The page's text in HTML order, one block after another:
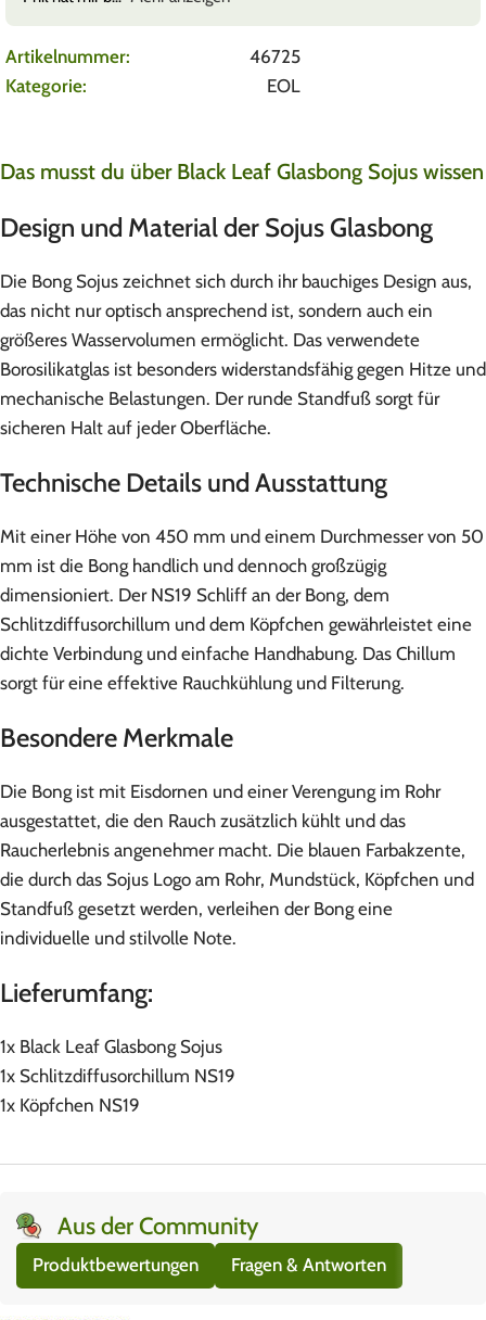
Artikelnummer:
46725
Kategorie:
EOL
Das musst du über Black Leaf Glasbong Sojus wissen
Design und Material der Sojus Glasbong
Die Bong Sojus zeichnet sich durch ihr bauchiges Design aus,
das nicht nur optisch ansprechend ist, sondern auch ein
größeres Wasservolumen ermöglicht. Das verwendete
Borosilikatglas ist besonders widerstandsfähig gegen Hitze und
mechanische Belastungen. Der runde Standfuß sorgt für
sicheren Halt auf jeder Oberfläche.
Technische Details und Ausstattung
Mit einer Höhe von 450 mm und einem Durchmesser von 50
mm ist die Bong handlich und dennoch großzügig
dimensioniert. Der NS19 Schliff an der Bong, dem
Schlitzdiffusorchillum und dem Köpfchen gewährleistet eine
dichte Verbindung und einfache Handhabung. Das Chillum
sorgt für eine effektive Rauchkühlung und Filterung.
Besondere Merkmale
Die Bong ist mit Eisdornen und einer Verengung im Rohr
ausgestattet, die den Rauch zusätzlich kühlt und das
Raucherlebnis angenehmer macht. Die blauen Farbakzente,
die durch das Sojus Logo am Rohr, Mundstück, Köpfchen und
Standfuß gesetzt werden, verleihen der Bong eine
individuelle und stilvolle Note.
Lieferumfang:
1x Black Leaf Glasbong Sojus
1x Schlitzdiffusorchillum NS19
1x Köpfchen NS19
Aus der Community
Produktbewertungen Fragen & Antworten